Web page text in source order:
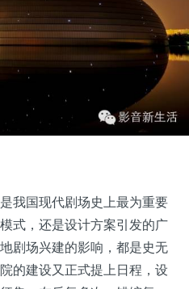
我国现代剧场史上最为重要
式，还是设计方案引发的广
剧场兴建的影响，都是史无
的建设又正式提上日程，设